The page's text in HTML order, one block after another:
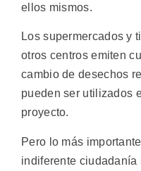
ellos mismos.
Los supermercados y
otros centros emiten
cambio de desechos
pueden ser utilizados
proyecto.
Pero lo más
indiferente